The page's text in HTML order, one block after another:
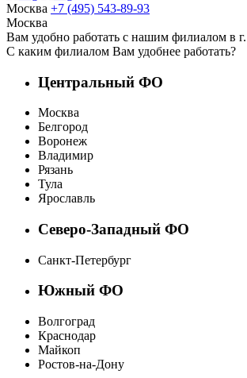
Москва +7 (495) 543-89-93
Москва
Вам удобно работать с нашим филиалом в г.
С каким филиалом Вам удобнее работать?
Центральный ФО
Москва
Белгород
Воронеж
Владимир
Рязань
Тула
Ярославль
Северо-Западный ФО
Санкт-Петербург
Южный ФО
Волгоград
Краснодар
Майкоп
Ростов-на-Дону